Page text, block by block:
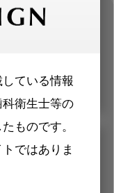
ている情報
衛生士等の
ものです。
ではありま
します。